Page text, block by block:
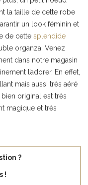
la taille de cette robe
un look féminin et
de cette splendide
organza. Venez
dans notre magasin
l’adorer. En effet,
mais aussi très aéré
original est très
magique et très
?
!